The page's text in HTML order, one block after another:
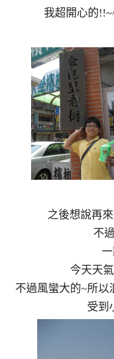
我超開心的
之後想說再
不
今天天
不過風蠻大的~所以
受到